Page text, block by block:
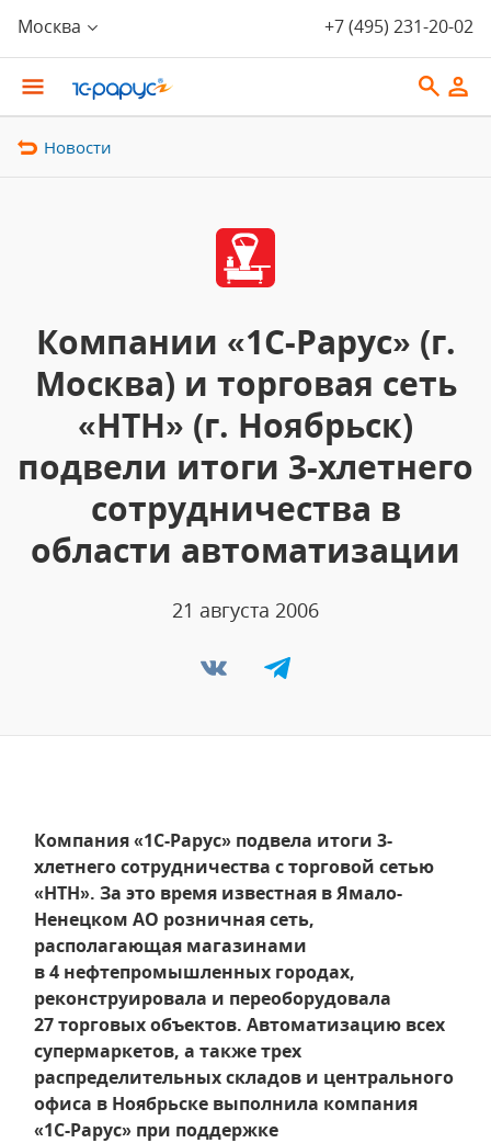
Москва +7 (495) 231-20-02
Новости
Компании «1С-Рарус» (г.
Москва) и торговая сеть
«НТН» (г. Ноябрьск)
подвели итоги 3-хлетнего
сотрудничества в
области автоматизации
21 августа 2006
Компания «1С-Рарус» подвела итоги 3-
хлетнего сотрудничества с торговой сетью
«НТН». За это время известная в Ямало-
Ненецком АО розничная сеть,
располагающая магазинами
в 4 нефтепромышленных городах,
реконструировала и переоборудовала
27 торговых объектов. Автоматизацию всех
супермаркетов, а также трех
распределительных складов и центрального
офиса в Ноябрьске выполнила компания
«1С-Рарус» при поддержке